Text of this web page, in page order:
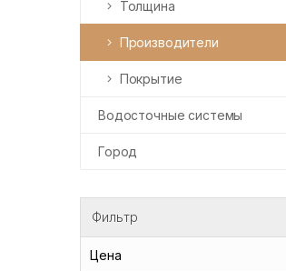
Толщина
Производители
Покрытие
Водосточные системы
Город
Фильтр
Цена